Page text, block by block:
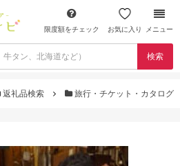
限度額をチェック お気に入り メニュー
検索
返礼品検索 旅行・チケット・カタログ